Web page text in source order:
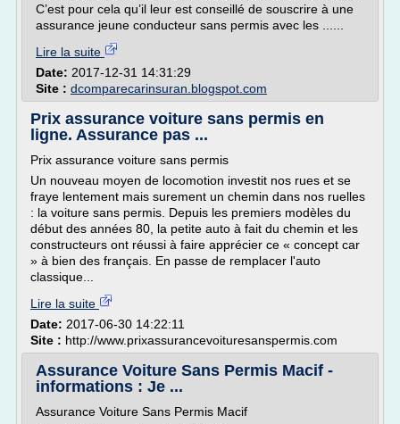
C’est pour cela qu’il leur est conseillé de souscrire à une
assurance jeune conducteur sans permis avec les ......
Lire la suite
Date: 2017-12-31 14:31:29
Site : dcomparecarinsuran.blogspot.com
Prix assurance voiture sans permis en
ligne. Assurance pas ...
Prix assurance voiture sans permis
Un nouveau moyen de locomotion investit nos rues et se
fraye lentement mais surement un chemin dans nos ruelles
: la voiture sans permis. Depuis les premiers modèles du
début des années 80, la petite auto à fait du chemin et les
constructeurs ont réussi à faire apprécier ce « concept car
» à bien des français. En passe de remplacer l'auto
classique...
Lire la suite
Date: 2017-06-30 14:22:11
Site : http://www.prixassurancevoituresanspermis.com
Assurance Voiture Sans Permis Macif -
informations : Je ...
Assurance Voiture Sans Permis Macif